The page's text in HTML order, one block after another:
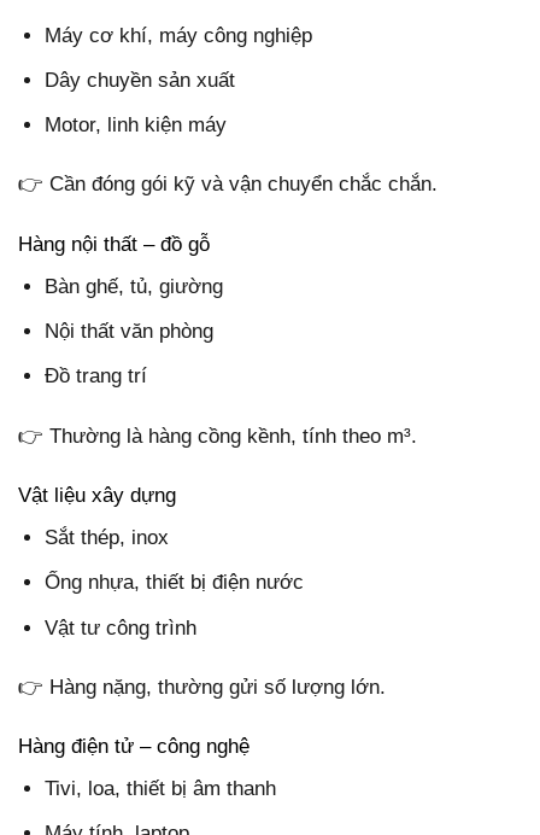
Máy cơ khí, máy công nghiệp
Dây chuyền sản xuất
Motor, linh kiện máy
👉 Cần đóng gói kỹ và vận chuyển chắc chắn.
Hàng nội thất – đồ gỗ
Bàn ghế, tủ, giường
Nội thất văn phòng
Đồ trang trí
👉 Thường là hàng cồng kềnh, tính theo m³.
Vật liệu xây dựng
Sắt thép, inox
Ống nhựa, thiết bị điện nước
Vật tư công trình
👉 Hàng nặng, thường gửi số lượng lớn.
Hàng điện tử – công nghệ
Tivi, loa, thiết bị âm thanh